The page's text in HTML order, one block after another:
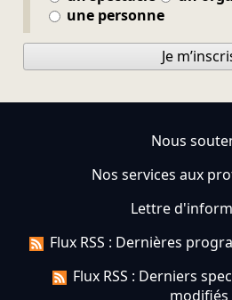
une personne
Je
Nous
Nos services aux
Lettre
Flux RSS : Dernières
Flux RSS : Derniers
modifiés